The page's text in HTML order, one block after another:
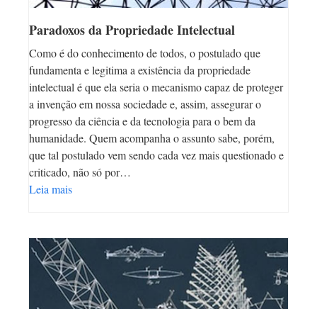
Paradoxos da Propriedade Intelectual
Como é do conhecimento de todos, o postulado que
fundamenta e legitima a existência da propriedade
intelectual é que ela seria o mecanismo capaz de proteger
a invenção em nossa sociedade e, assim, assegurar o
progresso da ciência e da tecnologia para o bem da
humanidade. Quem acompanha o assunto sabe, porém,
que tal postulado vem sendo cada vez mais questionado e
criticado, não só por…
Leia mais